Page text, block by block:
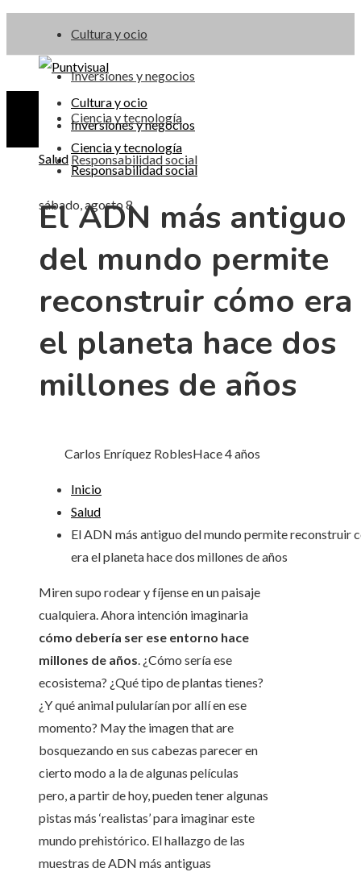
Cultura y ocio
Inversiones y negocios
Ciencia y tecnología
Responsabilidad social
sábado, agosto 8
Cultura y ocio
Inversiones y negocios
Ciencia y tecnología
Responsabilidad social
Salud
El ADN más antiguo
del mundo permite
reconstruir cómo era
el planeta hace dos
millones de años
Carlos Enríquez RoblesHace 4 años
Inicio
Salud
El ADN más antiguo del mundo permite reconstruir
era el planeta hace dos millones de años
Miren supo rodear y fíjense en un paisaje
cualquiera. Ahora intención imaginaria
cómo debería ser ese entorno hace
millones de años. ¿Cómo sería ese
ecosistema? ¿Qué tipo de plantas tienes?
¿Y qué animal pulularían por allí en ese
momento? May the imagen that are
bosquezando en sus cabezas parecer en
cierto modo a la de algunas películas
pero, a partir de hoy, pueden tener algunas
pistas más ‘realistas’ para imaginar este
mundo prehistórico. El hallazgo de las
muestras de ADN más antiguas